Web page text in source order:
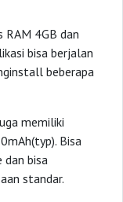
RAM 4GB dan
bisa berjalan
beberapa
memiliki
Bisa
dan bisa
standar.